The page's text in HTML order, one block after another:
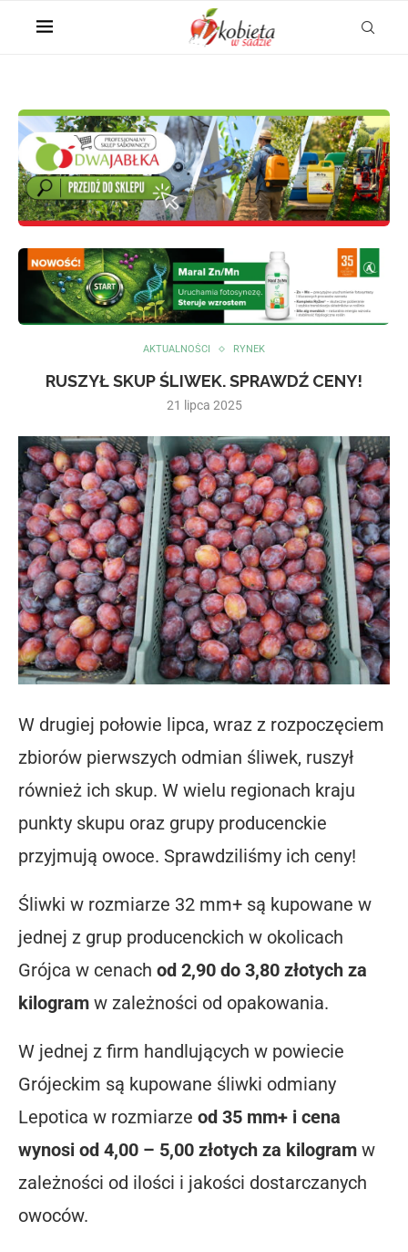
AKTUALNOŚCI RYNEK
RUSZYŁ SKUP ŚLIWEK. SPRAWDŹ CENY!
21 lipca 2025
W drugiej połowie lipca, wraz z rozpoczęciem
zbiorów pierwszych odmian śliwek, ruszył
również ich skup. W wielu regionach kraju
punkty skupu oraz grupy producenckie
przyjmują owoce. Sprawdziliśmy ich ceny!
Śliwki w rozmiarze 32 mm+ są kupowane w
jednej z grup producenckich w okolicach
Grójca w cenach od 2,90 do 3,80 złotych za
kilogram w zależności od opakowania.
W jednej z firm handlujących w powiecie
Grójeckim są kupowane śliwki odmiany
Lepotica w rozmiarze od 35 mm+ i cena
wynosi od 4,00 – 5,00 złotych za kilogram w
zależności od ilości i jakości dostarczanych
owoców.